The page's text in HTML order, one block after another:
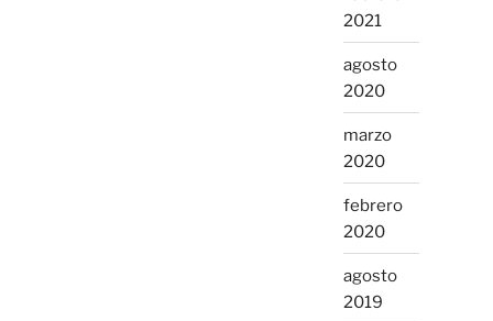
2021
agosto
2020
marzo
2020
febrero
2020
agosto
2019